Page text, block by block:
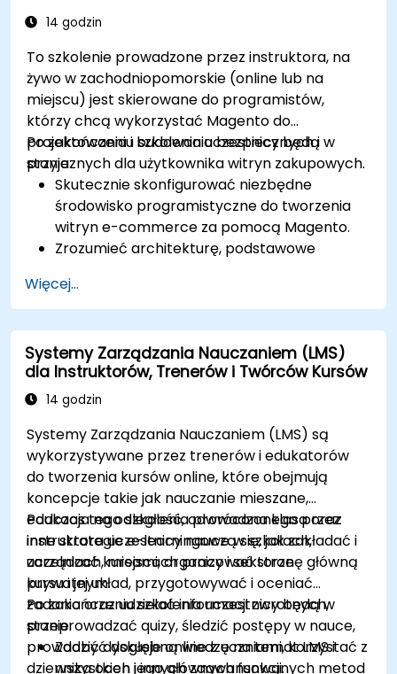
14 godzin
To szkolenie prowadzone przez instruktora, na
żywo w zachodniopomorskie (online lub na
miejscu) jest skierowane do programistów,
którzy chcą wykorzystać Magento do
projektowania i budowania bezpiecznych i
przyjaznych dla użytkownika witryn zakupowych.
Po zakończeniu szkolenia uczestnicy będą w
stanie:
Skutecznie skonfigurować niezbędne
środowisko programistyczne do tworzenia
witryn e-commerce za pomocą Magento.
Zrozumieć architekturę, podstawowe
Magento.
Rozwijać funkcjonalny i solidny sklep
internetowy poprzez dostosowywanie
komponentów i modułów Magento.
Wdrożyć praktyki zwiększające
bezpieczeństwo w Magento, aby zmniejszyć
cyberzagrożenia.
Więcej...
Systemy Zarządzania Nauczaniem (LMS)
dla Instruktorów, Trenerów i Twórców Kursów
14 godzin
Systemy Zarządzania Nauczaniem (LMS) są
wykorzystywane przez trenerów i edukatorów
do tworzenia kursów online, które obejmują
koncepcje takie jak nauczanie mieszane,
edukacja na odległość, odwrócona klasa oraz
inne strategie e-learningowe w szkołach,
uczelniach, miejscach pracy i sektorze
prywatnym.
Podczas tego szkolenia prowadzonego przez
instruktora uczestnicy nauczą się, jak zakładać i
zarządzać kursami, organizować stronę główną
kursu i jej układ, przygotowywać i oceniać
zadania oraz udzielać informacji zwrotnych,
przeprowadzać quizy, śledzić postępy w nauce,
prowadzić dyskusje online z uczniami, korzystać z
dziennika ocen i innych zaawansowanych metod
Po zakończeniu szkolenia uczestnicy będą w
stanie:
Zdobyć dogłębną wiedzę na temat LMS i
wszystkich jego głównych funkcji.